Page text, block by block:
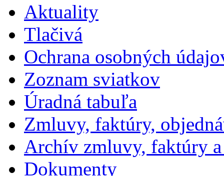
Aktuality
Tlačivá
Ochrana osobných
Zoznam sviatkov
Úradná tabuľa
Zmluvy, faktúry,
Archív zmluvy, faktúry
Dokumenty